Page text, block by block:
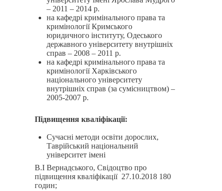
– 2011 – 2014 р.
на кафедрі кримінального права та
кримінології Кримського
юридичного інституту, Одеського
державного університету внутрішніх
справ – 2008 – 2011 р.
на кафедрі кримінального права та
кримінології Харківського
національного університету
внутрішніх справ (за сумісництвом) –
2005-2007 р.
Підвищення кваліфікації:
Сучасні методи освіти дорослих,
Таврійський національний
університет імені
В.І Вернадського, Свідоцтво про
підвищення кваліфікації 27.10.2018 180
годин;